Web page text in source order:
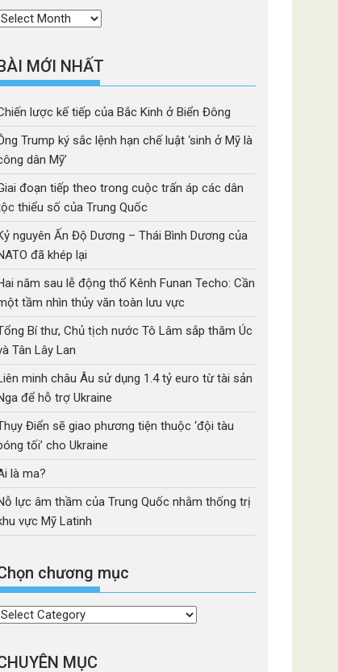
Thời
MỚI NHẤT
lược kế tiếp của Bắc Kinh ở Biển Đông
Trump ký sắc lệnh hạn chế luật ‘sinh ở Mỹ là
dân Mỹ’
đoạn tiếp theo trong cuộc trấn áp các dân
thiểu số của Trung Quốc
nguyên Ấn Độ Dương – Thái Bình Dương của
đã khép lại
năm sau lễ động thổ Kênh Funan Techo: Cần
tầm nhìn thủy văn toàn lưu vực
Bí thư, Chủ tịch nước Tô Lâm sắp thăm Úc
Tân Lây Lan
minh châu Âu sử dụng 1.4 tỷ euro từ tài sản
để hỗ trợ Ukraine
Điển sẽ giao phương tiện thuộc ‘đội tàu
tối’ cho Ukraine
là ma?
lực âm thầm của Trung Quốc nhằm thống trị
vực Mỹ Latinh
chương mục
Chọn
mục
MỤC